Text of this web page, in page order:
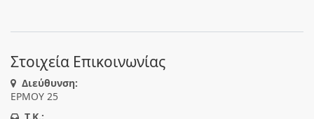
Στοιχεία Επικοινωνίας
Διεύθυνση:
ΕΡΜΟΥ 25